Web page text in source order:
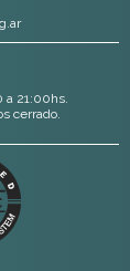
a 21:00hs.
cerrado.